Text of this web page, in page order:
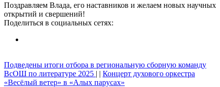
Поздравляем Влада, его наставников и желаем новых научных
открытий и свершений!
Поделиться в социальных сетях:
Подведены итоги отбора в региональную сборную команду
ВсОШ по литературе 2025 | | Концерт духового оркестра
«Весёлый ветер» в «Алых парусах»